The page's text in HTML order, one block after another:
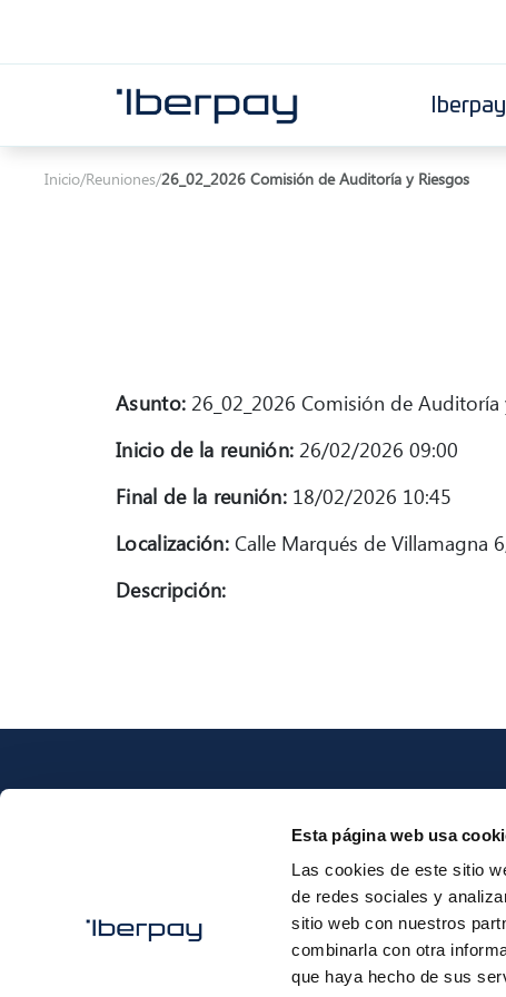
Esta página web usa
Las cookies de este sitio
de redes sociales y
sitio web con nuestros
combinarla con otra
que haya hecho de sus
Iberpay
Iberpay
Inicio/Reuniones/26_02_2026 Comisión de Auditoría y Riesgos
Asunto: 26_02_2026 Comisión de Auditoría
Inicio de la reunión: 26/02/2026 09:00
Final de la reunión: 18/02/2026 10:45
Localización:Calle Marqués de Villamagna
Descripción: